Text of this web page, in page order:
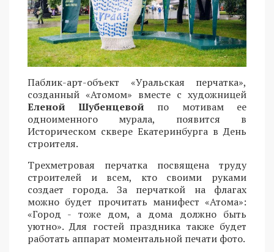
Паблик-арт-объект «Уральская перчатка»,
созданный «Атомом» вместе с художницей
Еленой Шубенцевой по мотивам ее
одноименного мурала, появится в
Историческом сквере Екатеринбурга в День
строителя.
Трехметровая перчатка посвящена труду
строителей и всем, кто своими руками
создает города. За перчаткой на флагах
можно будет прочитать манифест «Атома»:
«Город - тоже дом, а дома должно быть
уютно». Для гостей праздника также будет
работать аппарат моментальной печати фото.